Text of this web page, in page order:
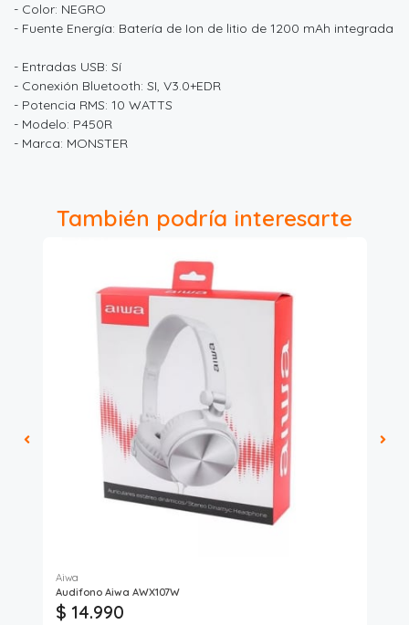
- Color: NEGRO
- Fuente Energía: Batería de Ion de litio de 1200 mAh integrada
- Entradas USB: Sí
- Conexión Bluetooth: SI, V3.0+EDR
- Potencia RMS: 10 WATTS
- Modelo: P450R
- Marca: MONSTER
También podría interesarte
Aiwa
Audifono Aiwa AWX107W
$ 14.990